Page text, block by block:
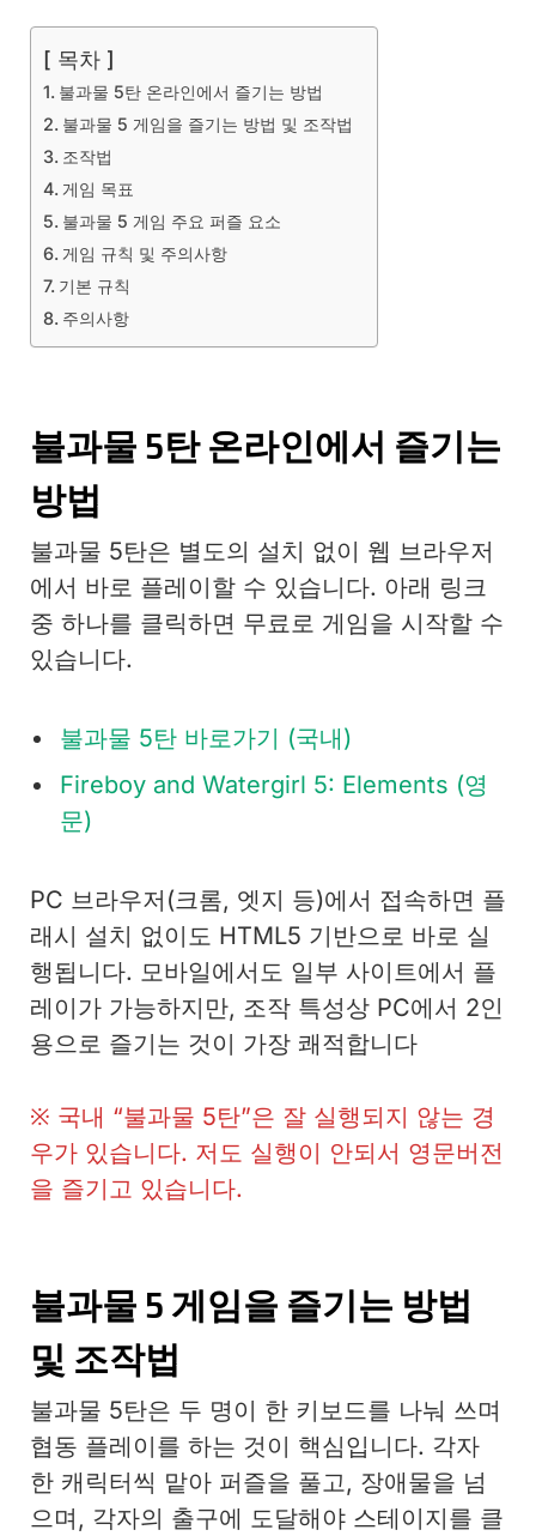
[ 목차 ]
불과물 5탄 온라인에서 즐기는 방법
불과물 5 게임을 즐기는 방법 및 조작법
조작법
게임 목표
불과물 5 게임 주요 퍼즐 요소
게임 규칙 및 주의사항
기본 규칙
주의사항
불과물 5탄 온라인에서 즐기는
방법
불과물 5탄은 별도의 설치 없이 웹 브라우저
에서 바로 플레이할 수 있습니다. 아래 링크
중 하나를 클릭하면 무료로 게임을 시작할 수
있습니다.
불과물 5탄 바로가기 (국내)
Fireboy and Watergirl 5: Elements (영
문)
PC 브라우저(크롬, 엣지 등)에서 접속하면 플
래시 설치 없이도 HTML5 기반으로 바로 실
행됩니다. 모바일에서도 일부 사이트에서 플
레이가 가능하지만, 조작 특성상 PC에서 2인
용으로 즐기는 것이 가장 쾌적합니다
※ 국내 “불과물 5탄”은 잘 실행되지 않는 경
우가 있습니다. 저도 실행이 안되서 영문버전
을 즐기고 있습니다.
불과물 5 게임을 즐기는 방법
및 조작법
불과물 5탄은 두 명이 한 키보드를 나눠 쓰며
협동 플레이를 하는 것이 핵심입니다. 각자
한 캐릭터씩 맡아 퍼즐을 풀고, 장애물을 넘
으며, 각자의 출구에 도달해야 스테이지를 클